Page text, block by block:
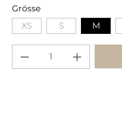
Grösse
XS
S M